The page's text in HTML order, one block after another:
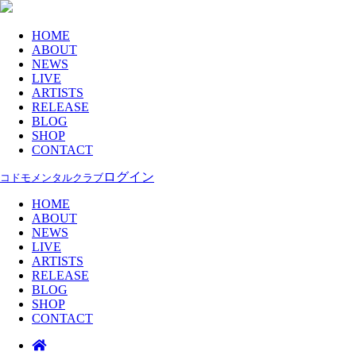
HOME
ABOUT
NEWS
LIVE
ARTISTS
RELEASE
BLOG
SHOP
CONTACT
コドモメンタルクラブ ログイン
HOME
ABOUT
NEWS
LIVE
ARTISTS
RELEASE
BLOG
SHOP
CONTACT